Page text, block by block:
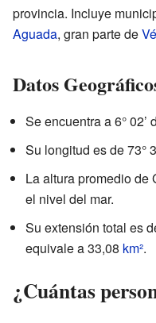
provincia. Incluye
Aguada, gran parte de
Datos
Se encuentra a 6° 02’
Su longitud es de 73°
La altura promedio de
el nivel del mar.
Su extensión total es
equivale a 33,08 km².
¿Cuántas